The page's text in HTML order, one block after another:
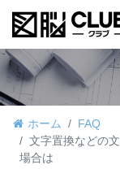
ホーム
FAQ
文字置換などの
場合は